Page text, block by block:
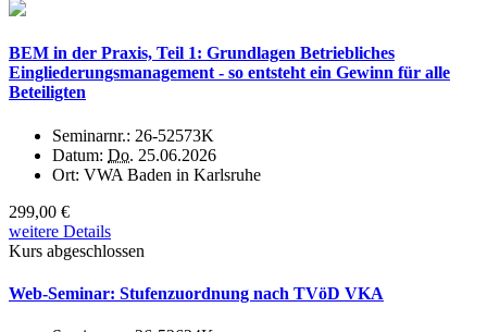
BEM in der Praxis, Teil 1: Grundlagen Betriebliches
Eingliederungsmanagement - so entsteht ein Gewinn für alle
Beteiligten
Seminarnr.: 26-52573K
Datum: Do. 25.06.2026
Ort: VWA Baden in Karlsruhe
299,00 €
weitere Details
Kurs abgeschlossen
Web-Seminar: Stufenzuordnung nach TVöD VKA